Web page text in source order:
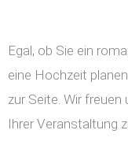
Egal, ob Sie ein
eine Hochzeit
zur Seite. Wir freuen
Ihrer Veranstaltung